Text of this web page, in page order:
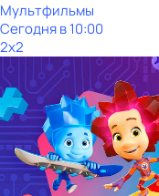
Мультфильмы
Сегодня в 10:00
2x2